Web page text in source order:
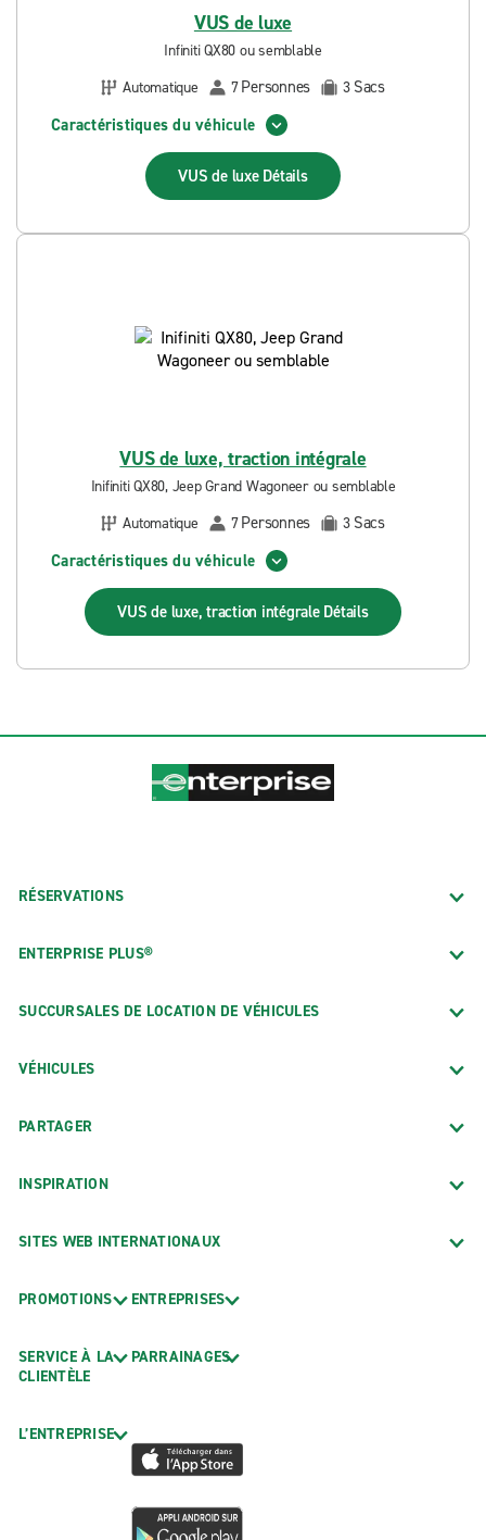
VUS de luxe
Infiniti QX80 ou semblable
Automatique
7Personnes 3 Sacs
Caractéristiques du véhicule
VUS de luxe Détails
VUS de luxe, traction intégrale
Inifiniti QX80, Jeep Grand Wagoneer ou semblable
Automatique
7Personnes 3 Sacs
Caractéristiques du véhicule
VUS de luxe, traction intégrale Détails
RÉSERVATIONS
ENTERPRISE PLUS®
SUCCURSALES DE LOCATION DE VÉHICULES
VÉHICULES
PARTAGER
INSPIRATION
SITES WEB INTERNATIONAUX
PROMOTIONS
SERVICE À LA
CLIENTÈLE
L’ENTREPRISE
ENTREPRISES
PARRAINAGES